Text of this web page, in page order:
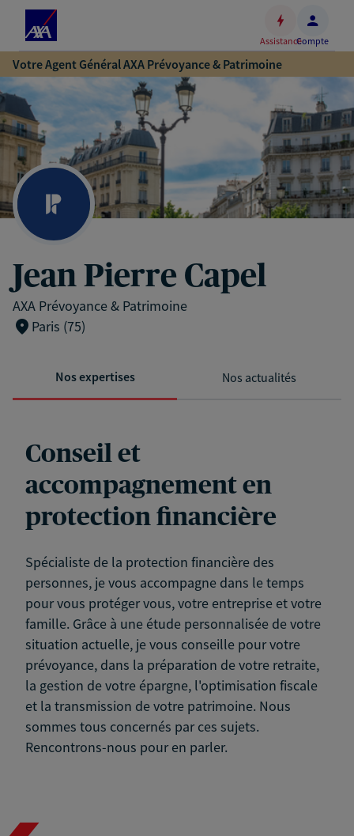
Accéder
au
contenu
principal
Accéder
au
pied
de
page
AssistanceCompte
Votre Agent Général AXA Prévoyance & Patrimoine
Jean Pierre Capel
AXA Prévoyance & Patrimoine
Paris (75)
Nos expertises Nos actualités
Conseil et
accompagnement en
protection financière
Spécialiste de la protection financière des
personnes, je vous accompagne dans le temps
pour vous protéger vous, votre entreprise et votre
famille. Grâce à une étude personnalisée de votre
situation actuelle, je vous conseille pour votre
prévoyance, dans la préparation de votre retraite,
la gestion de votre épargne, l'optimisation fiscale
et la transmission de votre patrimoine. Nous
sommes tous concernés par ces sujets.
Rencontrons-nous pour en parler.